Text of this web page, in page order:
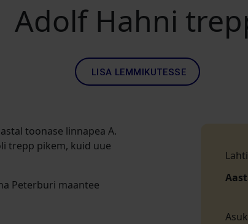
Adolf Hahni
LISA LEMMIKUTESSE
toonase linnapea A.
trepp pikem, kuid uue
Peterburi maantee